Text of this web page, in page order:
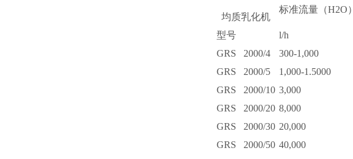
均质乳化机
标准流量（H2O）
型号 l/h
GRS 2000/4
300-1,000
GRS 2000/5
1,000-1.5000
GRS 2000/10 3,000
GRS 2000/20 8,000
GRS 2000/30 20,000
GRS 2000/50 40,000